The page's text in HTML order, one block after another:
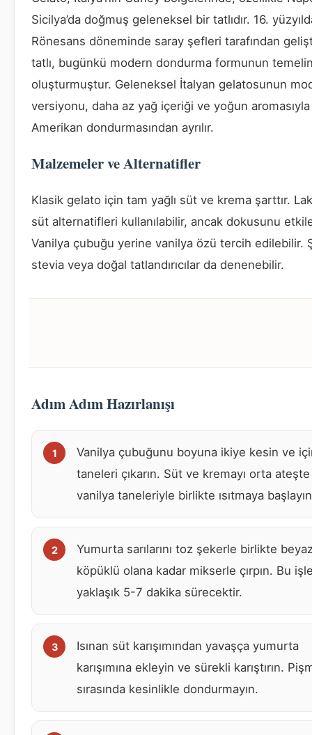
Sicilya’da doğmuş geleneksel bir tatlıdır. 16.
Rönesans döneminde saray şefleri tarafından
tatlı, bugünkü modern dondurma formunun
oluşturmuştur. Geleneksel İtalyan gelatosunun
versiyonu, daha az yağ içeriği ve yoğun aromasıyla
Amerikan dondurmasından ayrılır.
Malzemeler ve Alternatifler
Klasik gelato için tam yağlı süt ve krema şarttır.
süt alternatifleri kullanılabilir, ancak dokusunu
Vanilya çubuğu yerine vanilya özü tercih edilebilir.
stevia veya doğal tatlandırıcılar da denenebilir.
Adım Adım Hazırlanışı
Vanilya çubuğunu boyuna ikiye kesin ve
taneleri çıkarın. Süt ve kremayı orta ateşte
vanilya taneleriyle birlikte ısıtmaya
Yumurta sarılarını toz şekerle birlikte
köpüklü olana kadar mikserle çırpın. Bu
yaklaşık 5-7 dakika sürecektir.
Isınan süt karışımından yavaşça yumurta
karışımına ekleyin ve sürekli karıştırın.
sırasında kesinlikle dondurmayın.